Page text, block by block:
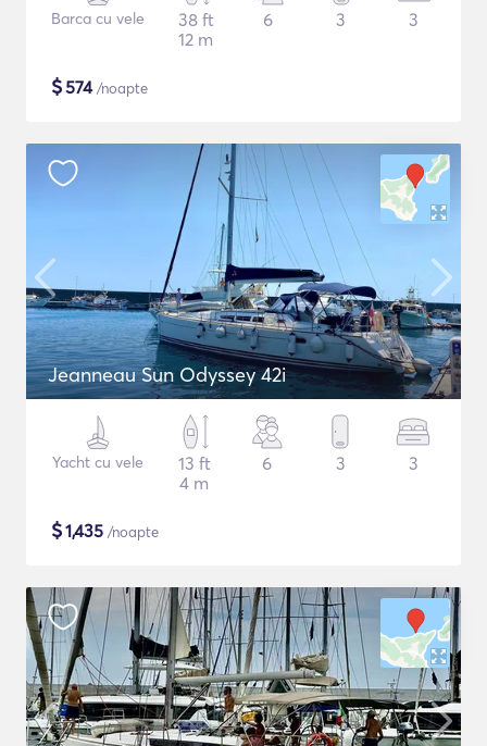
Barca cu vele
38 ft
12 m
6 3 3
$574/noapte
Jeanneau Sun Odyssey 42i
Yacht cu vele
13 ft
4 m
6 3 3
$1,435 /noapte